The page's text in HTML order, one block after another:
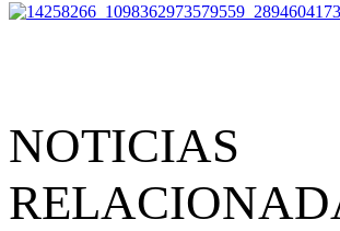
NOTICIAS